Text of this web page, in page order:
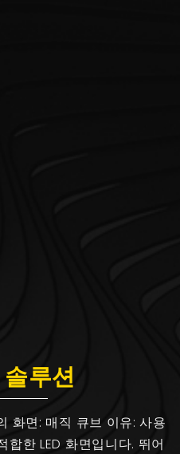
루션
화면: 매직 큐브 이유: 사용
한 LED 화면입니다. 뛰어